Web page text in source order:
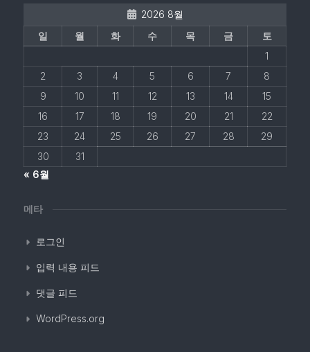
2026 8월
일
월 화 수 목 금
토
1
2
3 4 5 6 7
8
9
10 11 12 13 14
15
16
17 18 19 20 21
22
23
24 25 26 27 28
29
30
31
« 6월
메타
로그인
입력 내용 피드
댓글 피드
WordPress.org